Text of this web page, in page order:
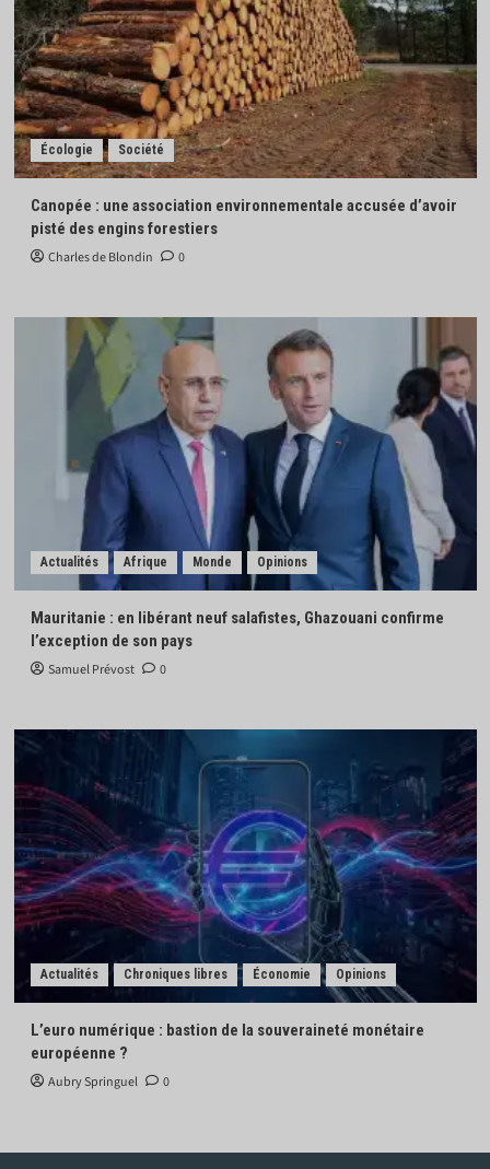
Écologie Société
Canopée : une association environnementale accusée d’avoir
pisté des engins forestiers
Charles de Blondin 0
Actualités Afrique Monde Opinions
Mauritanie : en libérant neuf salafistes, Ghazouani confirme
l’exception de son pays
Samuel Prévost 0
Actualités Chroniques libres Économie Opinions
L’euro numérique : bastion de la souveraineté monétaire
européenne ?
Aubry Springuel 0